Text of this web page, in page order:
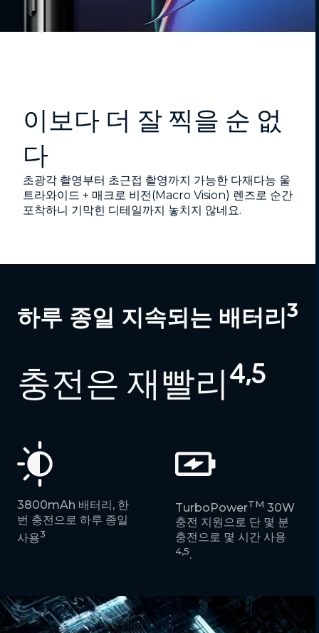
이보다 더 잘 찍을 순 없
다
초광각 촬영부터 초근접 촬영까지 가능한 다재다능 울
트라와이드 + 매크로 비전(Macro Vision) 렌즈로 순간
포착하니 기막힌 디테일까지 놓치지 않네요.
하루 종일 지속되는 배터리3
충전은 재빨리4,5
3800mAh 배터리, 한
번 충전으로 하루 종일
사용3
TurboPowerTM 30W
충전 지원으로 단 몇 분
충전으로 몇 시간 사용
4,5.